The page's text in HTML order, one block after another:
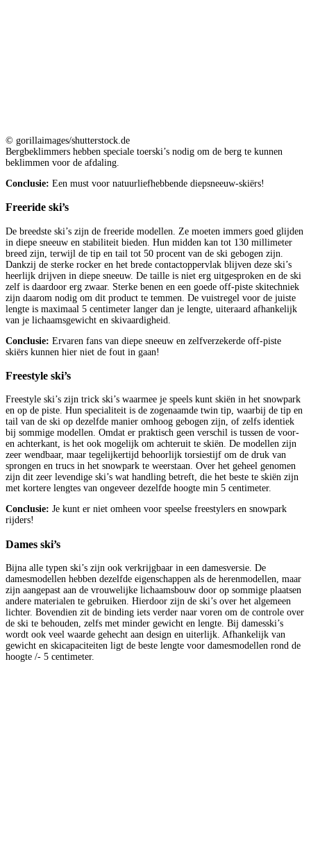
© gorillaimages/shutterstock.de
Bergbeklimmers hebben speciale toerski’s nodig om de berg te kunnen
beklimmen voor de afdaling.
Conclusie: Een must voor natuurliefhebbende diepsneeuw-skiërs!
Freeride ski’s
De breedste ski’s zijn de freeride modellen. Ze moeten immers goed glijden
in diepe sneeuw en stabiliteit bieden. Hun midden kan tot 130 millimeter
breed zijn, terwijl de tip en tail tot 50 procent van de ski gebogen zijn.
Dankzij de sterke rocker en het brede contactoppervlak blijven deze ski’s
heerlijk drijven in diepe sneeuw. De taille is niet erg uitgesproken en de ski
zelf is daardoor erg zwaar. Sterke benen en een goede off-piste skitechniek
zijn daarom nodig om dit product te temmen. De vuistregel voor de juiste
lengte is maximaal 5 centimeter langer dan je lengte, uiteraard afhankelijk
van je lichaamsgewicht en skivaardigheid.
Conclusie: Ervaren fans van diepe sneeuw en zelfverzekerde off-piste
skiërs kunnen hier niet de fout in gaan!
Freestyle ski’s
Freestyle ski’s zijn trick ski’s waarmee je speels kunt skiën in het snowpark
en op de piste. Hun specialiteit is de zogenaamde twin tip, waarbij de tip en
tail van de ski op dezelfde manier omhoog gebogen zijn, of zelfs identiek
bij sommige modellen. Omdat er praktisch geen verschil is tussen de voor-
en achterkant, is het ook mogelijk om achteruit te skiën. De modellen zijn
zeer wendbaar, maar tegelijkertijd behoorlijk torsiestijf om de druk van
sprongen en trucs in het snowpark te weerstaan. Over het geheel genomen
zijn dit zeer levendige ski’s wat handling betreft, die het beste te skiën zijn
met kortere lengtes van ongeveer dezelfde hoogte min 5 centimeter.
Conclusie: Je kunt er niet omheen voor speelse freestylers en snowpark
rijders!
Dames ski’s
Bijna alle typen ski’s zijn ook verkrijgbaar in een damesversie. De
damesmodellen hebben dezelfde eigenschappen als de herenmodellen, maar
zijn aangepast aan de vrouwelijke lichaamsbouw door op sommige plaatsen
andere materialen te gebruiken. Hierdoor zijn de ski’s over het algemeen
lichter. Bovendien zit de binding iets verder naar voren om de controle over
de ski te behouden, zelfs met minder gewicht en lengte. Bij damesski’s
wordt ook veel waarde gehecht aan design en uiterlijk. Afhankelijk van
gewicht en skicapaciteiten ligt de beste lengte voor damesmodellen rond de
hoogte /- 5 centimeter.